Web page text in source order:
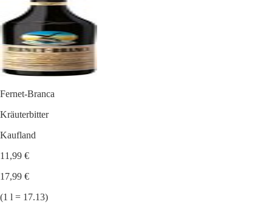
Fernet-Branca
Kräuterbitter
Kaufland
11,99 €
17,99 €
(1 l = 17.13)